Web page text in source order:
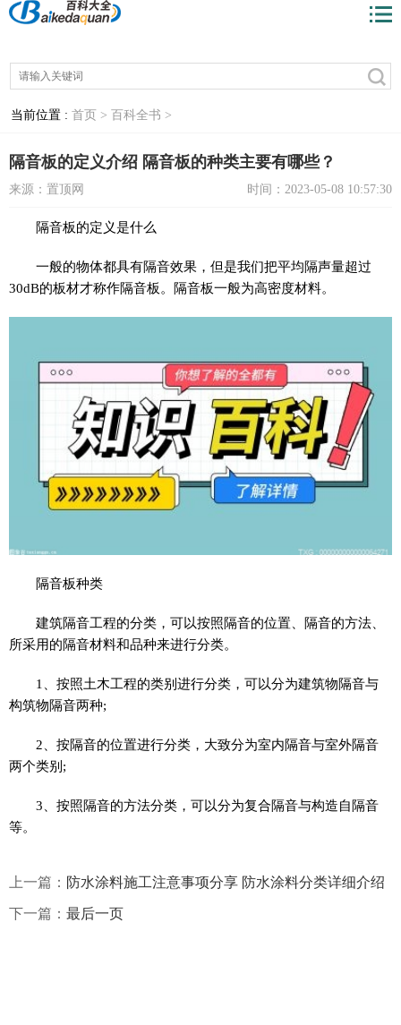
当前位置 : 首页 > 百科全书 >
隔音板的定义介绍 隔音板的种类主要有哪些？
来源：置顶网 时间：2023-05-08 10:57:30
隔音板的定义是什么
一般的物体都具有隔音效果，但是我们把平均隔声量超过
30dB的板材才称作隔音板。隔音板一般为高密度材料。
隔音板种类
建筑隔音工程的分类，可以按照隔音的位置、隔音的方法、
所采用的隔音材料和品种来进行分类。
1、按照土木工程的类别进行分类，可以分为建筑物隔音与
构筑物隔音两种;
2、按隔音的位置进行分类，大致分为室内隔音与室外隔音
两个类别;
3、按照隔音的方法分类，可以分为复合隔音与构造自隔音
等。
上一篇： 防水涂料施工注意事项分享 防水涂料分类详细介绍
下一篇： 最后一页